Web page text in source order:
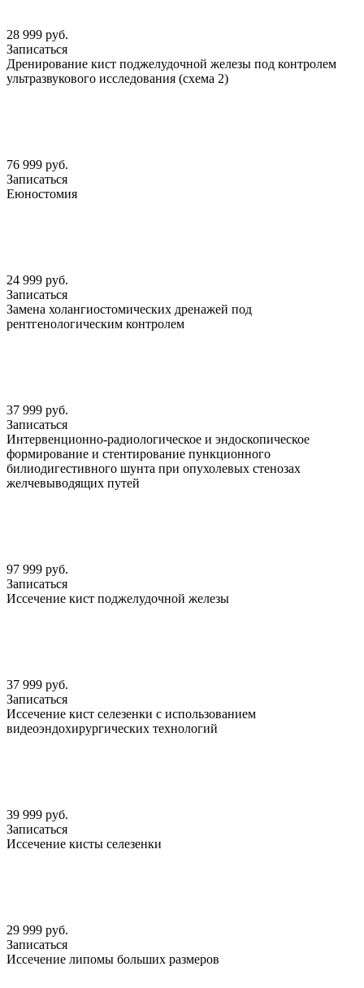
28 999 руб.
Записаться
Дренирование кист поджелудочной железы под контролем
ультразвукового исследования (схема 2)
76 999 руб.
Записаться
Еюностомия
24 999 руб.
Записаться
Замена холангиостомических дренажей под
рентгенологическим контролем
37 999 руб.
Записаться
Интервенционно-радиологическое и эндоскопическое
формирование и стентирование пункционного
билиодигестивного шунта при опухолевых стенозах
желчевыводящих путей
97 999 руб.
Записаться
Иссечение кист поджелудочной железы
37 999 руб.
Записаться
Иссечение кист селезенки с использованием
видеоэндохирургических технологий
39 999 руб.
Записаться
Иссечение кисты селезенки
29 999 руб.
Записаться
Иссечение липомы больших размеров